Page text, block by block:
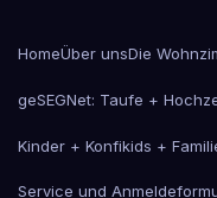
HomeÜber unsDie
geSEGNet: Taufe +
Kinder + Konfikids +
Service und